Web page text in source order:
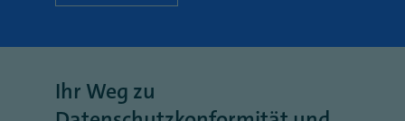
Ihr Weg zu